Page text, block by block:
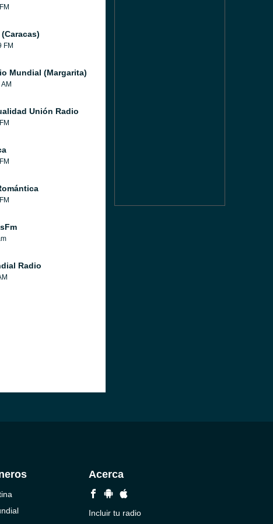
(Caracas)
FM
Mundial (Margarita)
Unión Radio
Radio
Acerca
Incluir tu radio